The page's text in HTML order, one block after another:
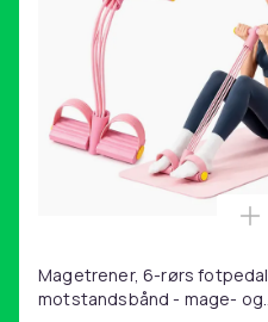
Magetrener, 6-rørs fotpedal
motstandsbånd - mage- og